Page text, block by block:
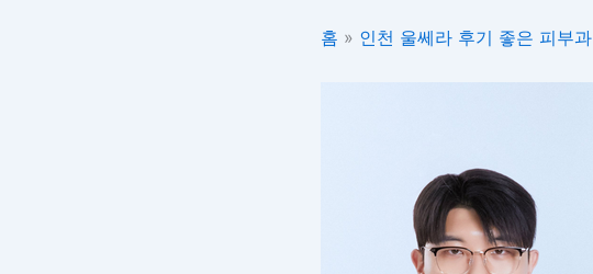
홈 » 인천 울쎄라 후기 좋은 피부과